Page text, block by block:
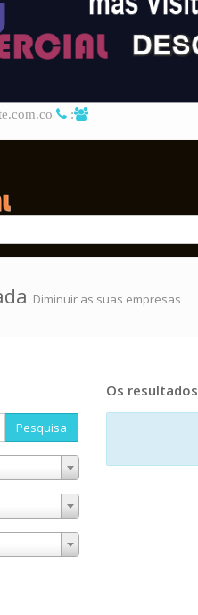
:
Diminuir as suas empresas
Pesquisa
Os resultados